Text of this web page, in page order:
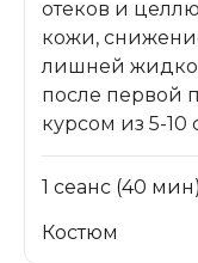
отеков и
кожи,
лишней
после первой
курсом из 5-10
1 сеанс (40 мин)
Костюм